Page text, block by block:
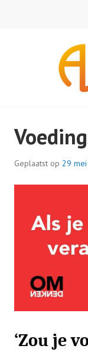
Geplaatst op 29
‘Zou je